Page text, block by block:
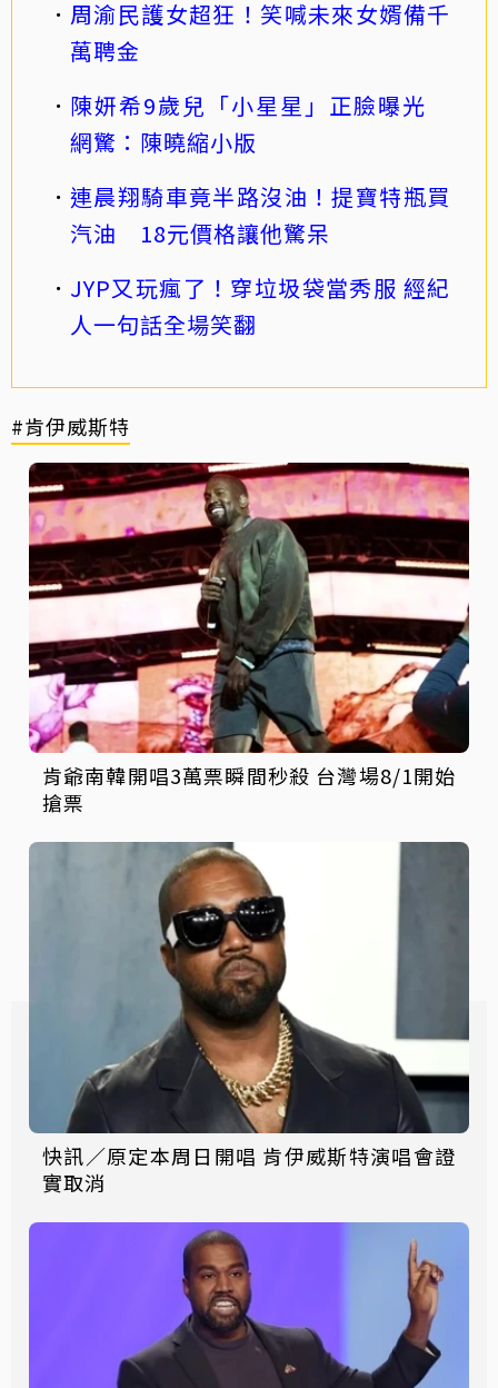
周渝民護女超狂！笑喊未來女婿備千
萬聘金
陳妍希9歲兒「小星星」正臉曝光
網驚：陳曉縮小版
連晨翔騎車竟半路沒油！提寶特瓶買
汽油 18元價格讓他驚呆
JYP又玩瘋了！穿垃圾袋當秀服 經紀
人一句話全場笑翻
#肯伊威斯特
肯爺南韓開唱3萬票瞬間秒殺 台灣場8/1開始
搶票
快訊／原定本周日開唱 肯伊威斯特演唱會證
實取消